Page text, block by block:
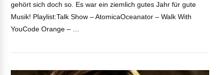
gehört sich doch so. Es war ein ziemlich gutes Jahr für gute
Musik! Playlist:Talk Show – AtomicaOceanator – Walk With
YouCode Orange – …